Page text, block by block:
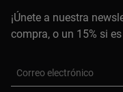
¡Únete a nuestra
compra, o un 15% si
Correo electrónico